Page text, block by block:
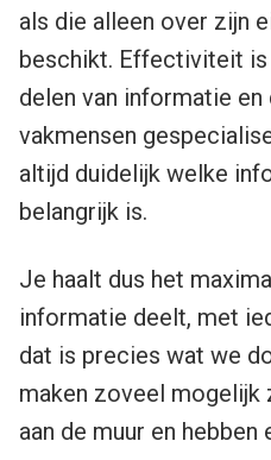
als die alleen over zijn
beschikt. Effectiviteit is
delen van informatie en
vakmensen
altijd duidelijk welke
belangrijk is.
Je haalt dus het
informatie deelt, met
dat is precies wat we
maken zoveel mogelijk
aan de muur en